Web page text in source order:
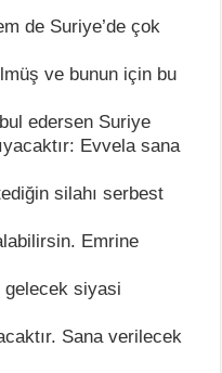
de Suriye’de çok
ve bunun için bu
edersen Suriye
Evvela sana
silahı serbest
Emrine
gelecek siyasi
Sana verilecek